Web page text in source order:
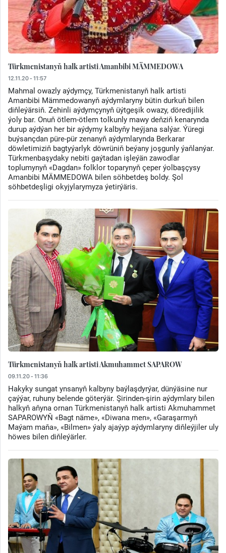
Türkmenistanyň halk artisti Amanbibi MÄMMEDOWA
12.11.20 - 11:57
Mahmal owazly aýdymçy, Türkmenistanyň halk artisti
Amanbibi Mämmedowanyň aýdymlaryny bütin durkuň bilen
diňleýärsiň. Zehinli aýdymçynyň üýtgeşik owazy, döredijilik
ýoly bar. Onuň ötlem-ötlem tolkunly mawy deňziň kenarynda
durup aýdýan her bir aýdymy kalbyňy heýjana salýar. Ýüregi
buýsançdan püre-pür zenanyň aýdymlarynda Berkarar
döwletimiziň bagtyýarlyk döwrüniň beýany joşgunly ýaňlanýar.
Türkmenbaşydaky nebiti gaýtadan işleýän zawodlar
toplumynyň «Dagdan» folklor toparynyň çeper ýolbaşçysy
Amanbibi MÄMMEDOWA bilen söhbetdeş boldy. Şol
söhbetdeşligi okyjylarymyza ýetirýäris.
Türkmenistanyň halk artisti Akmuhammet SAPAROW
09.11.20 - 11:36
Hakyky sungat ynsanyň kalbyny baýlaşdyrýar, dünýäsine nur
çaýýar, ruhuny belende göterýär. Şirinden-şirin aýdymlary bilen
halkyň aňyna ornan Türkmenistanyň halk artisti Akmuhammet
SAPAROWYŇ «Bagt näme», «Diwana men», «Garaşarmyň
Maýam maňa», «Bilmen» ýaly ajaýyp aýdymlaryny diňleýjiler uly
höwes bilen diňleýärler.